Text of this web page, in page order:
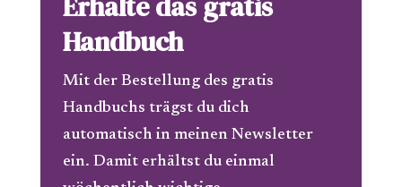
Handbuch
Mit der Bestellung des gratis
Handbuchs trägst du dich
automatisch in meinen Newsletter
ein. Damit erhältst du einmal